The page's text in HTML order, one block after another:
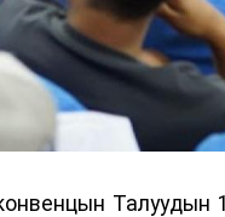
Талуудын